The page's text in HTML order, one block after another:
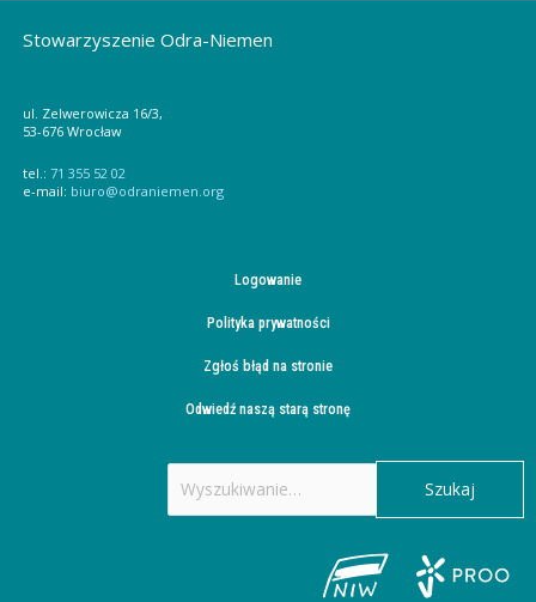
Stowarzyszenie Odra-Niemen
ul. Zelwerowicza 16/3,
53-676 Wrocław
tel.: 71 355 52 02
e-mail: biuro@odraniemen.org
Logowanie
Polityka prywatności
Zgłoś błąd na stronie
Odwiedź naszą starą stronę
Szukaj
dla: